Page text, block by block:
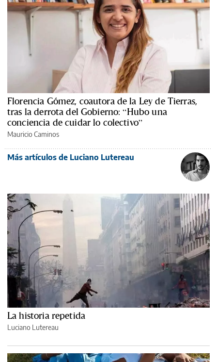
Florencia Gómez, coautora de la Ley de Tierras,
tras la derrota del Gobierno: “Hubo una
conciencia de cuidar lo colectivo”
Mauricio Caminos
Más artículos de Luciano Lutereau
La historia repetida
Luciano Lutereau